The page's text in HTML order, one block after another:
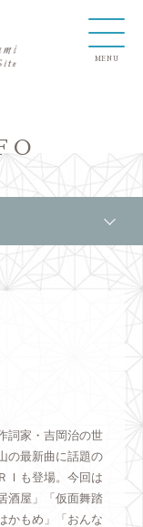
詞家・吉岡治の世
の最新曲に話題の
Ｉも登場。今回は
酒屋」「仮面舞踏
かもめ」「おんな